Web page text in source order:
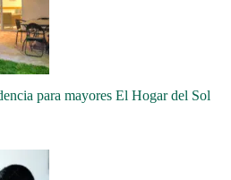
para mayores El Hogar del Sol